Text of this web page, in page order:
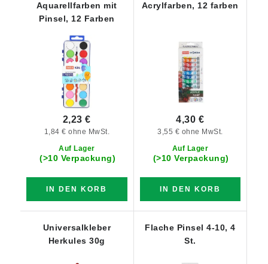
Aquarellfarben mit
Pinsel, 12 Farben
Auf Lager
(>10 Verpackung)
1,84 € ohne MwSt.
2,23 €
IN DEN KORB
Acrylfarben, 12 farben
Auf Lager
(>10 Verpackung)
3,55 € ohne MwSt.
4,30 €
IN DEN KORB
Universalkleber
Herkules 30g
Flache Pinsel 4-10, 4
St.